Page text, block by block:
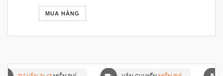
MUA HÀNG